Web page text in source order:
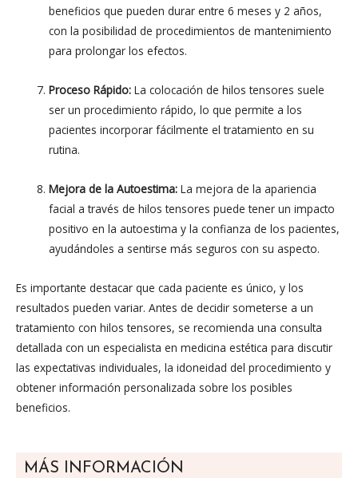
beneficios que pueden durar entre 6 meses y 2 años,
con la posibilidad de procedimientos de mantenimiento
para prolongar los efectos.
Proceso Rápido: La colocación de hilos tensores suele
ser un procedimiento rápido, lo que permite a los
pacientes incorporar fácilmente el tratamiento en su
rutina.
Mejora de la Autoestima: La mejora de la apariencia
facial a través de hilos tensores puede tener un impacto
positivo en la autoestima y la confianza de los pacientes,
ayudándoles a sentirse más seguros con su aspecto.
Es importante destacar que cada paciente es único, y los
resultados pueden variar. Antes de decidir someterse a un
tratamiento con hilos tensores, se recomienda una consulta
detallada con un especialista en medicina estética para discutir
las expectativas individuales, la idoneidad del procedimiento y
obtener información personalizada sobre los posibles
beneficios.
MÁS INFORMACIÓN